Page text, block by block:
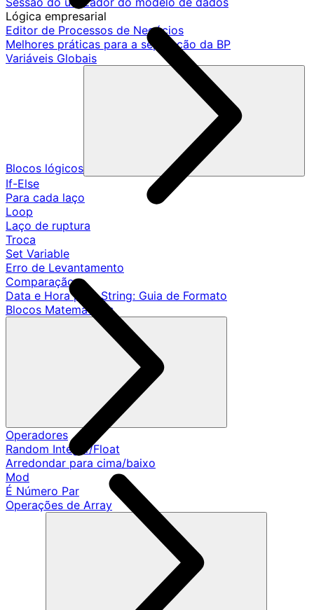
Lógica empresarial
Editor de Processos de Negócios
Melhores práticas para a separação da BP
Variáveis Globais
Blocos lógicos
If-Else
Para cada laço
Loop
Laço de ruptura
Troca
Set Variable
Erro de Levantamento
Comparação
Data e Hora para String: Guia de Formato
Blocos Matemáticos
Operadores
Random Integer/Float
Arredondar para cima/baixo
Mod
É Número Par
Operações de Array